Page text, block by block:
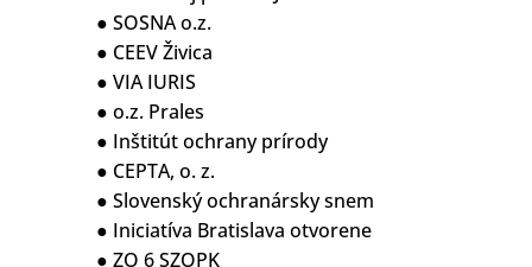
● SOSNA o.z.
● CEEV Živica
● VIA IURIS
● o.z. Prales
● Inštitút ochrany prírody
● CEPTA, o. z.
● Slovenský ochranársky snem
● Iniciatíva Bratislava otvorene
● ZO 6 SZOPK